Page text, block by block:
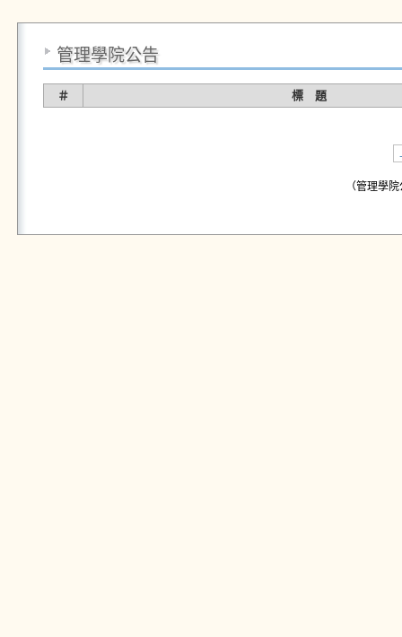
管理學院公告
＃ 標 題
（管理學